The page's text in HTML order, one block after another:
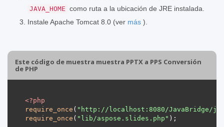
JAVA_HOME como ruta a la ubicación de JRE instalada.
Instale Apache Tomcat 8.0 (ver más ).
Este código de muestra muestra PPTX a PPS Conversión
de PHP
<?php
require_once ( "http://localhost:8080/JavaBridge/
require_once ( "lib/aspose.slides.php"